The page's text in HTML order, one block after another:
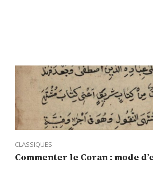
CLASSIQUES
Commenter le Coran : mode